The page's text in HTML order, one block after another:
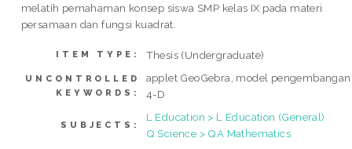
melatih pemahaman konsep siswa SMP kelas IX pada materi
persamaan dan fungsi kuadrat.
ITEM TYPE: Thesis (Undergraduate)
UNCONTROLLED
KEYWORDS:
applet GeoGebra, model pengembangan
4-D
SUBJECTS:
L Education > L Education (General)
Q Science > QA Mathematics